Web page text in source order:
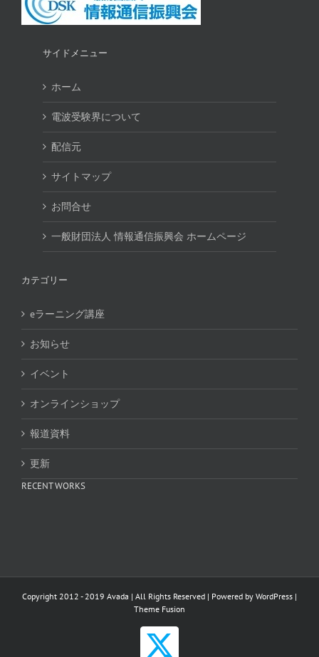
サイドメニュー
ホーム
電波受験界について
配信元
サイトマップ
お問合せ
一般財団法人 情報通信振興会 ホームページ
カテゴリー
eラーニング講座
お知らせ
イベント
オンラインショップ
報道資料
更新
RECENT WORKS
Copyright 2012 - 2019 Avada | All Rights Reserved | Powered by WordPress |
Theme Fusion